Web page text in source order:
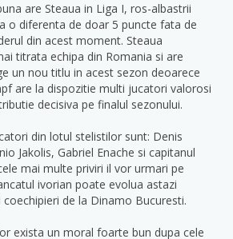
are Steaua in Liga I, ros-albastrii
o diferenta de doar 5 puncte fata de
din acest moment. Steaua
titrata echipa din Romania si are
un nou titlu in acest sezon deoarece
are la dispozitie multi jucatori valorosi
decisiva pe finalul sezonului.
din lotul stelistilor sunt: Denis
Jakolis, Gabriel Enache si capitanul
mai multe priviri il vor urmari pe
ivorian poate evolua astazi
de la Dinamo Bucuresti.
exista un moral foarte bun dupa cele